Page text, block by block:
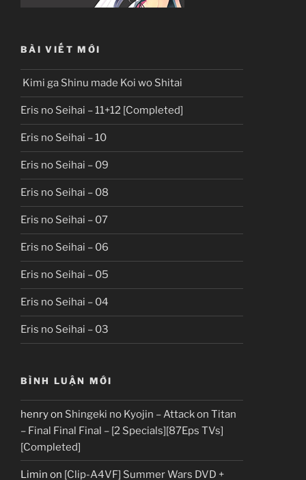
BÀI VIẾT MỚI
Kimi ga Shinu made Koi wo Shitai
Eris no Seihai – 11+12 [Completed]
Eris no Seihai – 10
Eris no Seihai – 09
Eris no Seihai – 08
Eris no Seihai – 07
Eris no Seihai – 06
Eris no Seihai – 05
Eris no Seihai – 04
Eris no Seihai – 03
BÌNH LUẬN MỚI
henryon Shingeki no Kyojin – Attack on Titan
– Final Final Final – [2 Specials][87Eps TVs]
[Completed]
Limin on [Clip-A4VF] Summer Wars DVD +